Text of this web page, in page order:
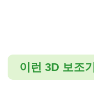
이런 3D 보조